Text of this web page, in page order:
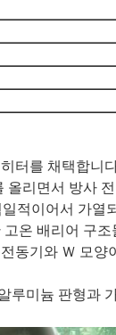
터를 채택합니
리면서 방사
적이어서 가열
온 배리어 구조
동기와 Ｗ 모
루미늄 판형과